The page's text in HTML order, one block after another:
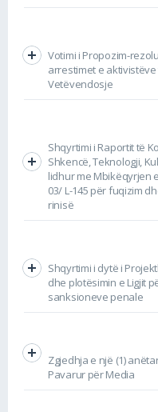
Votimi i Propozim-
arrestimet e aktivistëve
Vetëvendosje
Shqyrtimi i Raportit të
Shkencë, Teknologji,
lidhur me Mbikëqyrjen
03/ L-145 për fuqizim
rinisë
Shqyrtimi i dytë i
dhe plotësimin e Ligjit
sanksioneve penale
Zgjedhja e një (1)
Pavarur për Media